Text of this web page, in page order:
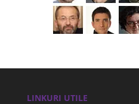
LINKURI UTILE